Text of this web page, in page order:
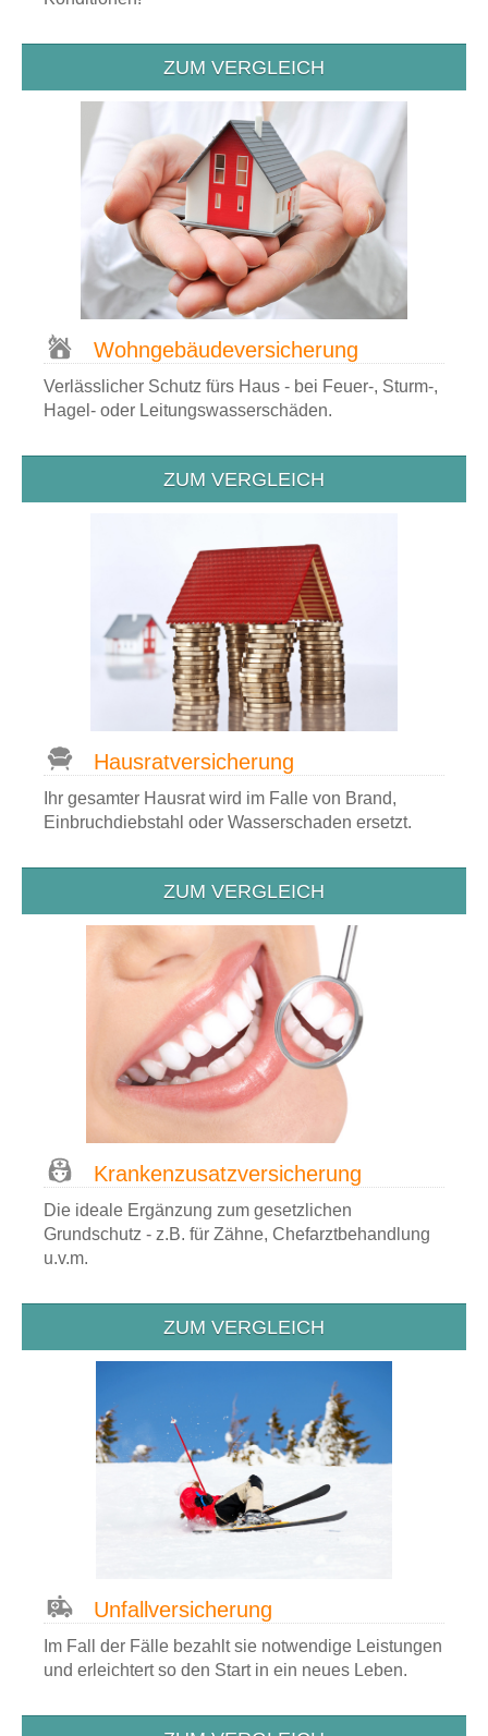
ZUM VERGLEICH
Wohn­gebäude­versicherung
Verlässlicher Schutz fürs Haus - bei Feuer-, Sturm-,
Hagel- oder Leitungswasserschäden.
ZUM VERGLEICH
Hausrat­versicherung
Ihr gesamter Hausrat wird im Falle von Brand,
Einbruchdiebstahl oder Wasserschaden ersetzt.
ZUM VERGLEICH
Kranken­zusatz­versicherung
Die ideale Ergänzung zum gesetzlichen
Grundschutz - z.B. für Zähne, Chefarztbehandlung
u.v.m.
ZUM VERGLEICH
Unfall­versicherung
Im Fall der Fälle bezahlt sie notwendige Leistungen
und erleichtert so den Start in ein neues Leben.